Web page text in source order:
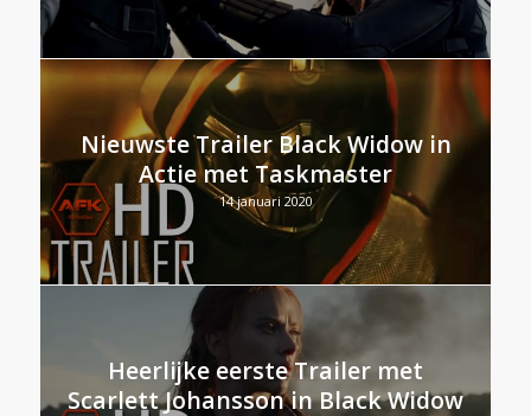
Nieuwste Trailer Black Widow in
Actie met Taskmaster
14 januari 2020
Heerlijke eerste Trailer met
Scarlett Johansson in Black Widow